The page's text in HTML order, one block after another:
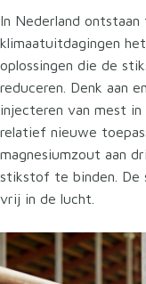
In Nederland
klimaatuitdagingen
oplossingen die de
reduceren. Denk aan
injecteren van mest in
relatief nieuwe
magnesiumzout aan
stikstof te binden. De
vrij in de lucht.